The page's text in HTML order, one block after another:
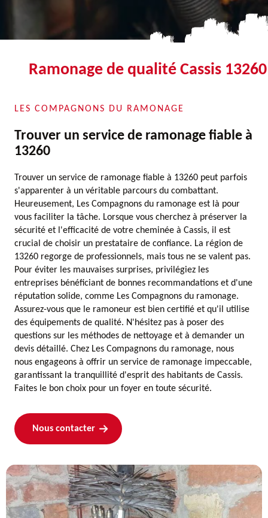
Ramonage de qualité Cassis 13260
LES COMPAGNONS DU RAMONAGE
Trouver un service de ramonage fiable à
13260
Trouver un service de ramonage fiable à 13260 peut parfois
s'apparenter à un véritable parcours du combattant.
Heureusement, Les Compagnons du ramonage est là pour
vous faciliter la tâche. Lorsque vous cherchez à préserver la
sécurité et l'efficacité de votre cheminée à Cassis, il est
crucial de choisir un prestataire de confiance. La région de
13260 regorge de professionnels, mais tous ne se valent pas.
Pour éviter les mauvaises surprises, privilégiez les
entreprises bénéficiant de bonnes recommandations et d'une
réputation solide, comme Les Compagnons du ramonage.
Assurez-vous que le ramoneur est bien certifié et qu'il utilise
des équipements de qualité. N'hésitez pas à poser des
questions sur les méthodes de nettoyage et à demander un
devis détaillé. Chez Les Compagnons du ramonage, nous
nous engageons à offrir un service de ramonage impeccable,
garantissant la tranquillité d'esprit des habitants de Cassis.
Faites le bon choix pour un foyer en toute sécurité.
Nous contacter